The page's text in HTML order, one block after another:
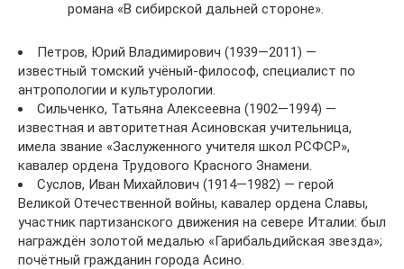
романа «В сибирской дальней стороне».
Петров, Юрий Владимирович (1939—2011) —
известный томский учёный-философ, специалист по
антропологии и культурологии.
Сильченко, Татьяна Алексеевна (1902—1994) —
известная и авторитетная Асиновская учительница,
имела звание «Заслуженного учителя школ РСФСР»,
кавалер ордена Трудового Красного Знамени.
Суслов, Иван Михайлович (1914—1982) — герой
Великой Отечественной войны, кавалер ордена Славы,
участник партизанского движения на севере Италии: был
награждён золотой медалью «Гарибальдийская звезда»;
почётный гражданин города Асино.